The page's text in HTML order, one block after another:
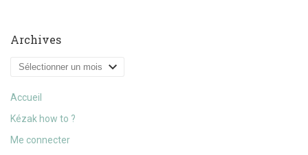
Archives
Archives
Accueil
Kézak how to ?
Me connecter